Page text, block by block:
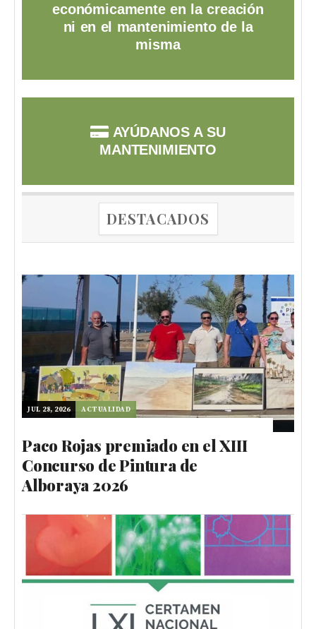
económicamente en la creación
ni en el mantenimiento de la
misma
AYÚDANOS A SU
MANTENIMIENTO
DESTACADOS
JUL 28, 2026 ACTUALIDAD
Paco Rojas premiado en el XIII
Concurso de Pintura de
Alboraya 2026